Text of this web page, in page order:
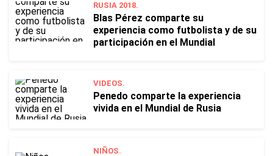
RUSIA 2018.
Blas Pérez comparte su
experiencia como futbolista y de su
participación en el Mundial
VIDEOS.
Penedo comparte la experiencia
vivida en el Mundial de Rusia
NIÑOS.